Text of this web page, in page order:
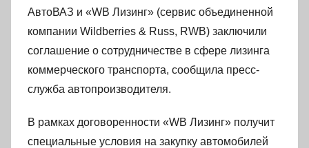
АвтоВАЗ и «WB Лизинг» (сервис объединенной
компании Wildberries & Russ, RWB) заключили
соглашение о сотрудничестве в сфере лизинга
коммерческого транспорта, сообщила пресс-
служба автопроизводителя.
В рамках договоренности «WB Лизинг» получит
специальные условия на закупку автомобилей